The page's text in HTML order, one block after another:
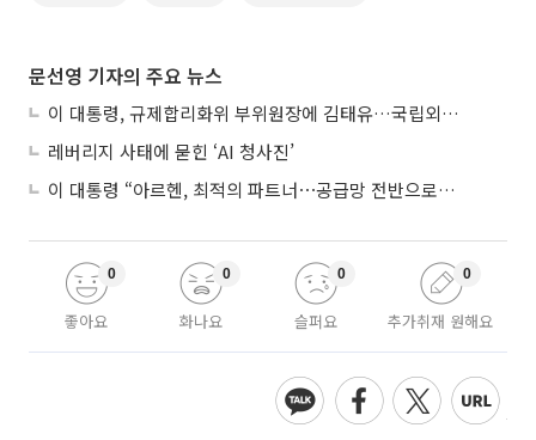
문선영 기자의 주요 뉴스
이 대통령, 규제합리화위 부위원장에 김태유…국립외교원장 김흥규
레버리지 사태에 묻힌 ‘AI 청사진’
이 대통령 “아르헨, 최적의 파트너⋯공급망 전반으로 확대”
좋아요
0
화나요
0
슬퍼요
0
추가취재 원해요
0